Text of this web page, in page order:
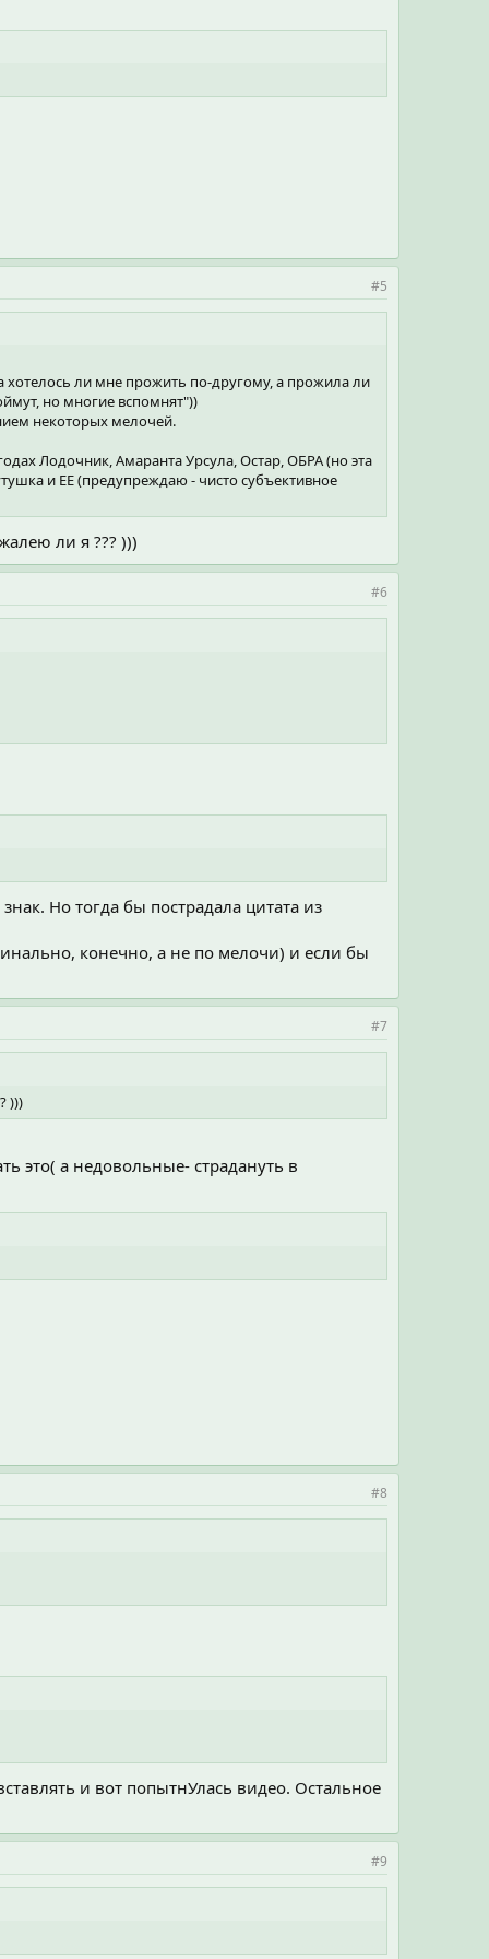
#5
хотелось ли мне прожить по-другому, а прожила ли
но многие вспомнят"))
некоторых мелочей.
Лодочник, Амаранта Урсула, Остар, ОБРА (но эта
и ЕЕ (предупреждаю - чисто субъективное
ли я ??? )))
#6
Но тогда бы пострадала цитата из
конечно, а не по мелочи) и если бы
#7
)))
это( а недовольные- страдануть в
#8
и вот попытнУлась видео. Остальное
#9